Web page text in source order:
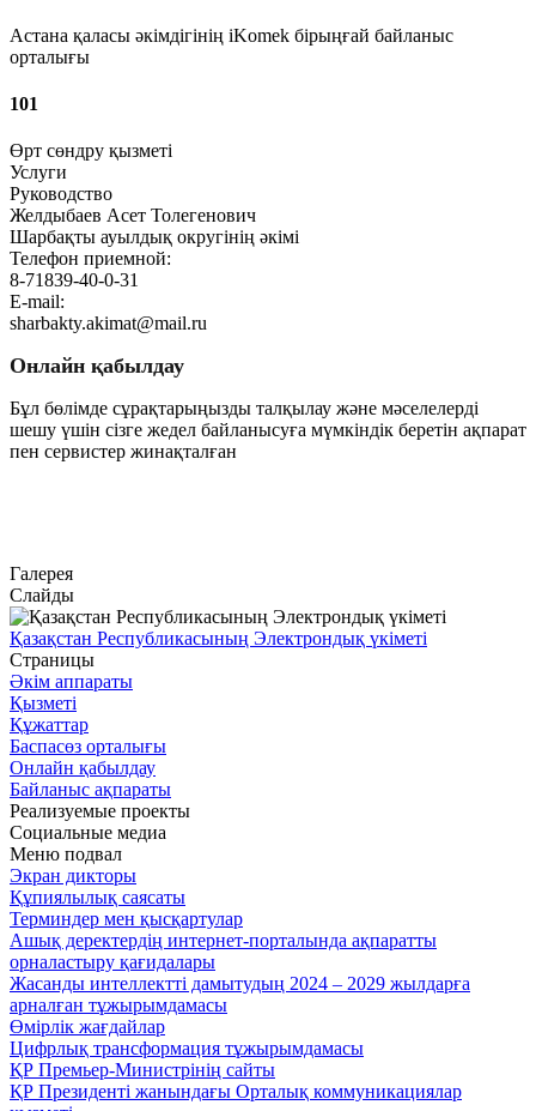
Астана қаласы әкімдігінің iKomek бірыңғай байланыс
орталығы
101
Өрт сөндру қызметі
Услуги
Руководство
Желдыбаев Асет Толегенович
Шарбақты ауылдық округінің әкімі
Телефон приемной:
8-71839-40-0-31
E-mail:
sharbakty.akimat@mail.ru
Онлайн қабылдау
Бұл бөлімде сұрақтарыңызды талқылау және мәселелерді
шешу үшін сізге жедел байланысуға мүмкіндік беретін ақпарат
пен сервистер жинақталған
Галерея
Слайды
Қазақстан Республикасының Электрондық үкіметі
Страницы
Әкім аппараты
Қызметі
Құжаттар
Баспасөз орталығы
Онлайн қабылдау
Байланыс ақпараты
Реализуемые проекты
Социальные медиа
Меню подвал
Экран дикторы
Құпиялылық саясаты
Терминдер мен қысқартулар
Ашық деректердің интернет-порталында ақпаратты
орналастыру қағидалары
Жасанды интеллектті дамытудың 2024 – 2029 жылдарға
арналған тұжырымдамасы
Өмірлік жағдайлар
Цифрлық трансформация тұжырымдамасы
ҚР Премьер-Министрінің сайты
ҚР Президенті жанындағы Орталық коммуникациялар